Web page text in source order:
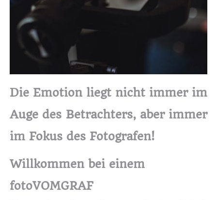
Die Emotion liegt nicht immer im
Auge des Betrachters, aber immer
im Fokus des Fotografen!
Willkommen bei einem
fotoVOMGRAF